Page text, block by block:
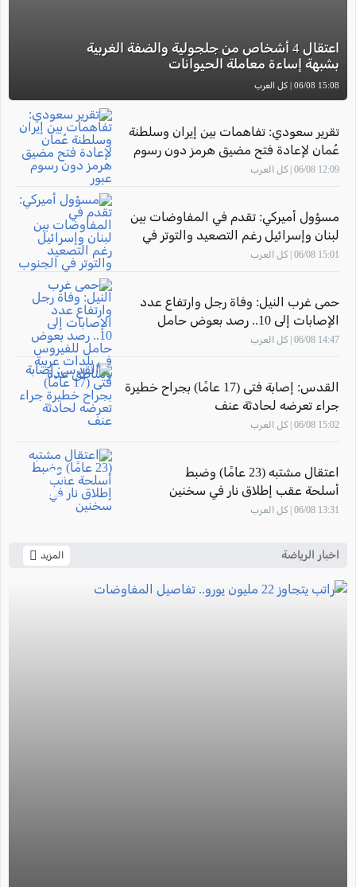
اعتقال 4 أشخاص من جلجولية والضفة الغربية
بشبهة إساءة معاملة الحيوانات
15:08 06/08 | كل العرب
تقرير سعودي: تفاهمات بين إيران وسلطنة
عُمان لإعادة فتح مضيق هرمز دون رسوم
عبور
12:09 06/08 | كل العرب
مسؤول أميركي: تقدم في المفاوضات بين
لبنان وإسرائيل رغم التصعيد والتوتر في
الجنوب
15:01 06/08 | كل العرب
حمى غرب النيل: وفاة رجل وارتفاع عدد
الإصابات إلى 10.. رصد بعوض حامل
للفيروس في بلدات عربية ومناطق عدة
14:47 06/08 | كل العرب
القدس: إصابة فتى (17 عامًا) بجراح خطيرة
جراء تعرضه لحادثة عنف
15:02 06/08 | كل العرب
اعتقال مشتبه (23 عامًا) وضبط
أسلحة عقب إطلاق نار في سخنين
13:31 06/08 | كل العرب
اخبار الرياضة المزيد